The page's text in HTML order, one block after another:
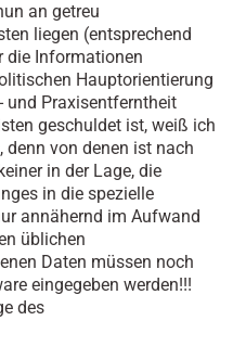
an getreu
liegen (entsprechend
die Informationen
Hauptorientierung
und Praxisentferntheit
geschuldet ist, weiß ich
denn von denen ist nach
in der Lage, die
in die spezielle
annähernd im Aufwand
üblichen
Daten müssen noch
eingegeben werden!!!
des